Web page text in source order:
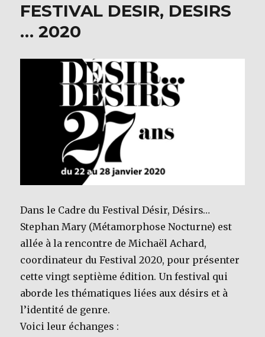
FESTIVAL DESIR, DESIRS
… 2020
Dans le Cadre du Festival Désir, Désirs…
Stephan Mary (Métamorphose Nocturne) est
allée à la rencontre de Michaël Achard,
coordinateur du Festival 2020, pour présenter
cette vingt septième édition. Un festival qui
aborde les thématiques liées aux désirs et à
l’identité de genre.
Voici leur échanges :